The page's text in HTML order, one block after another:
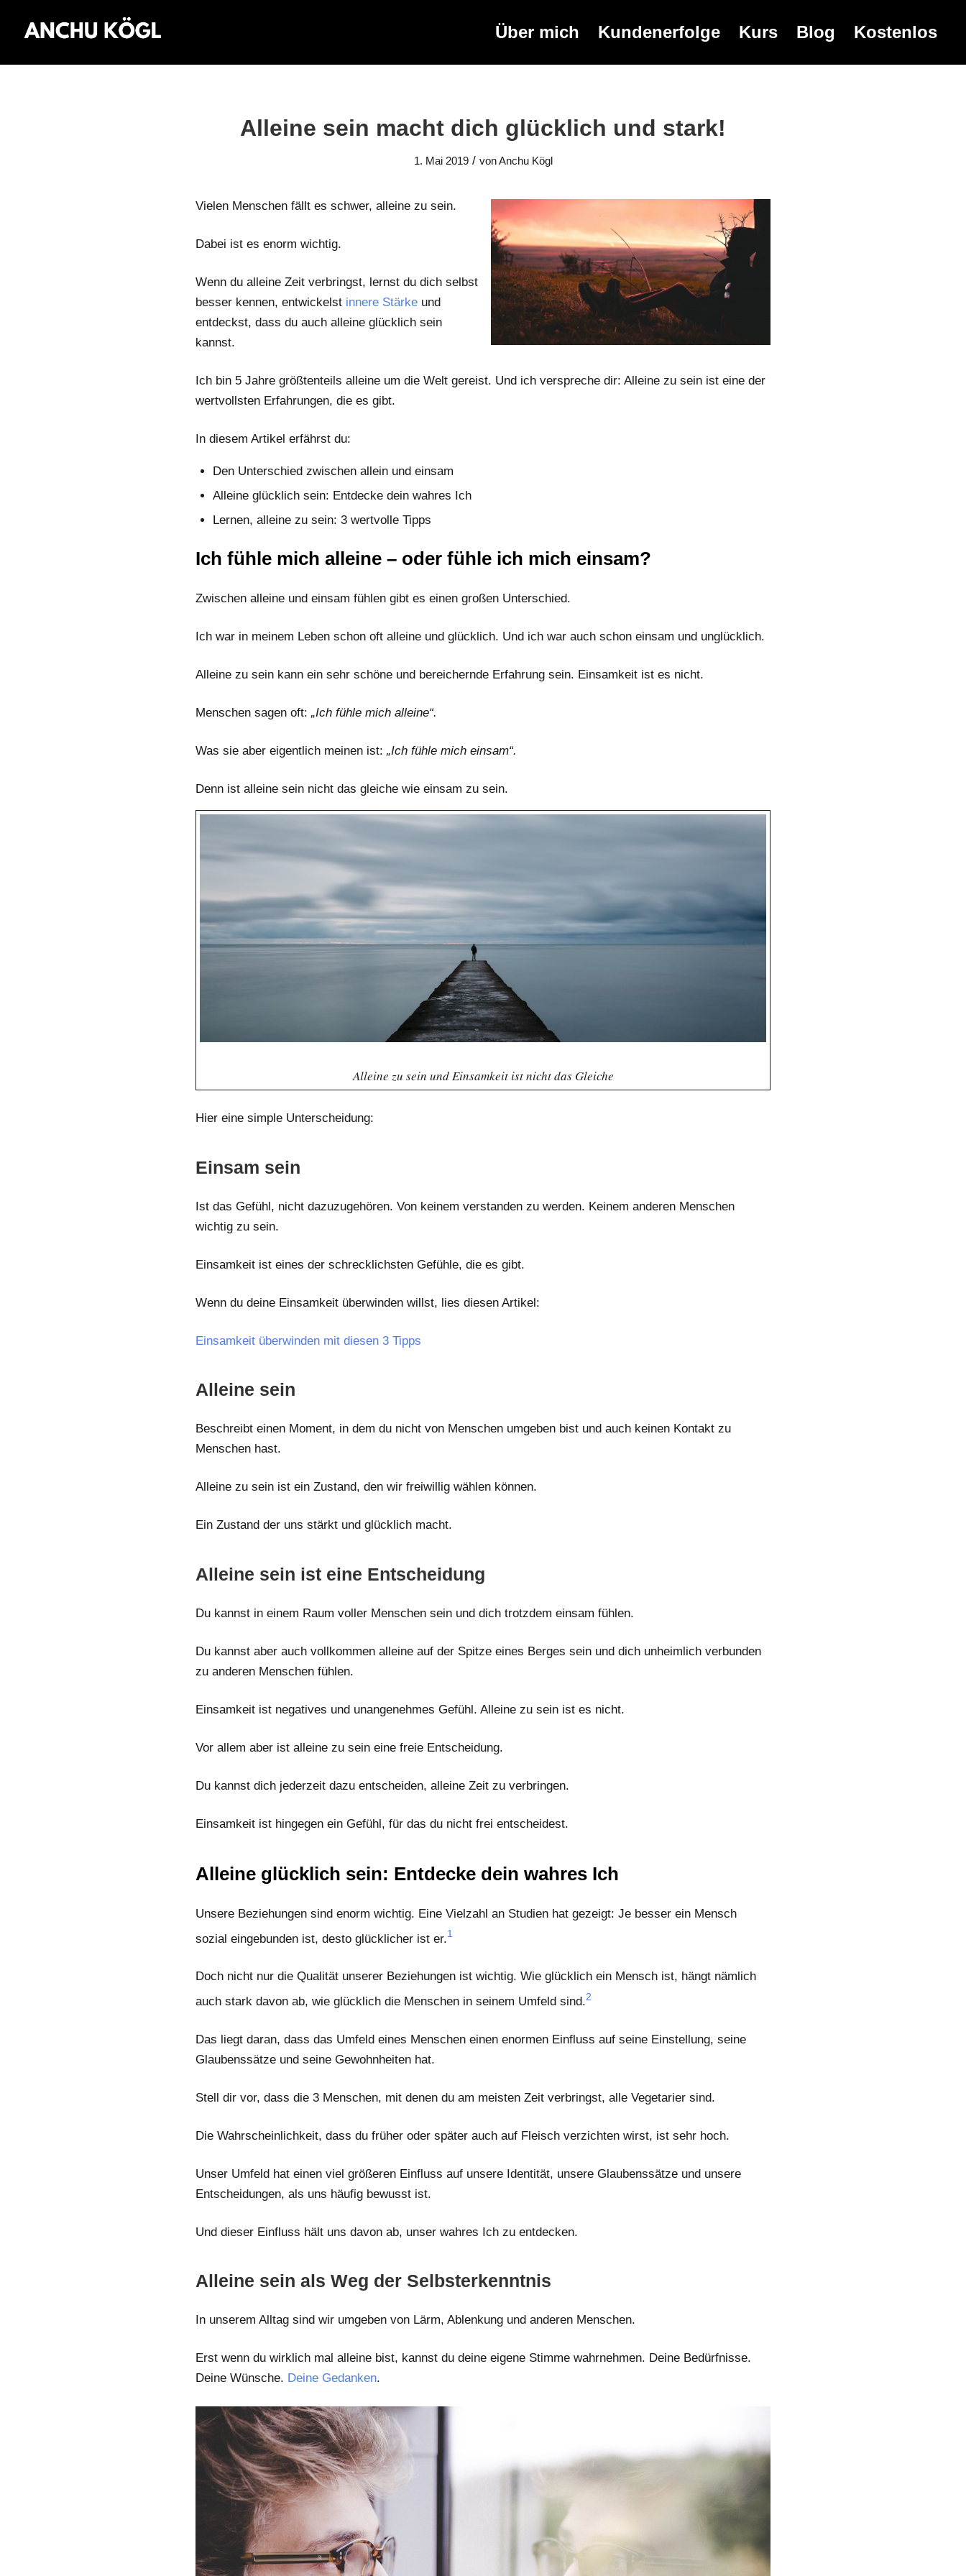
Über mich Kundenerfolge Kurs Blog Kostenlos
Alleine sein macht dich glücklich und stark!
1. Mai 2019 / vonAnchu Kögl
Vielen Menschen fällt es schwer, alleine zu sein.
Dabei ist es enorm wichtig.
Wenn du alleine Zeit verbringst, lernst du dich selbst
besser kennen, entwickelst innere Stärke und
entdeckst, dass du auch alleine glücklich sein
kannst.
Ich bin 5 Jahre größtenteils alleine um die Welt gereist. Und ich verspreche dir: Alleine zu sein ist eine der
wertvollsten Erfahrungen, die es gibt.
In diesem Artikel erfährst du:
Den Unterschied zwischen allein und einsam
Alleine glücklich sein: Entdecke dein wahres Ich
Lernen, alleine zu sein: 3 wertvolle Tipps
Ich fühle mich alleine – oder fühle ich mich einsam?
Zwischen alleine und einsam fühlen gibt es einen großen Unterschied.
Ich war in meinem Leben schon oft alleine und glücklich. Und ich war auch schon einsam und unglücklich.
Alleine zu sein kann ein sehr schöne und bereichernde Erfahrung sein. Einsamkeit ist es nicht.
Menschen sagen oft: „Ich fühle mich alleine“.
Was sie aber eigentlich meinen ist: „Ich fühle mich einsam“.
Denn ist alleine sein nicht das gleiche wie einsam zu sein.
Alleine zu sein und Einsamkeit ist nicht das Gleiche
Hier eine simple Unterscheidung:
Einsam sein
Ist das Gefühl, nicht dazuzugehören. Von keinem verstanden zu werden. Keinem anderen Menschen
wichtig zu sein.
Einsamkeit ist eines der schrecklichsten Gefühle, die es gibt.
Wenn du deine Einsamkeit überwinden willst, lies diesen Artikel:
Einsamkeit überwinden mit diesen 3 Tipps
Alleine sein
Beschreibt einen Moment, in dem du nicht von Menschen umgeben bist und auch keinen Kontakt zu
Menschen hast.
Alleine zu sein ist ein Zustand, den wir freiwillig wählen können.
Ein Zustand der uns stärkt und glücklich macht.
Alleine sein ist eine Entscheidung
Du kannst in einem Raum voller Menschen sein und dich trotzdem einsam fühlen.
Du kannst aber auch vollkommen alleine auf der Spitze eines Berges sein und dich unheimlich verbunden
zu anderen Menschen fühlen.
Einsamkeit ist negatives und unangenehmes Gefühl. Alleine zu sein ist es nicht.
Vor allem aber ist alleine zu sein eine freie Entscheidung.
Du kannst dich jederzeit dazu entscheiden, alleine Zeit zu verbringen.
Einsamkeit ist hingegen ein Gefühl, für das du nicht frei entscheidest.
Alleine glücklich sein: Entdecke dein wahres Ich
Unsere Beziehungen sind enorm wichtig. Eine Vielzahl an Studien hat gezeigt: Je besser ein Mensch
sozial eingebunden ist, desto glücklicher ist er.1
Doch nicht nur die Qualität unserer Beziehungen ist wichtig. Wie glücklich ein Mensch ist, hängt nämlich
auch stark davon ab, wie glücklich die Menschen in seinem Umfeld sind.2
Das liegt daran, dass das Umfeld eines Menschen einen enormen Einfluss auf seine Einstellung, seine
Glaubenssätze und seine Gewohnheiten hat.
Stell dir vor, dass die 3 Menschen, mit denen du am meisten Zeit verbringst, alle Vegetarier sind.
Die Wahrscheinlichkeit, dass du früher oder später auch auf Fleisch verzichten wirst, ist sehr hoch.
Unser Umfeld hat einen viel größeren Einfluss auf unsere Identität, unsere Glaubenssätze und unsere
Entscheidungen, als uns häufig bewusst ist.
Und dieser Einfluss hält uns davon ab, unser wahres Ich zu entdecken.
Alleine sein als Weg der Selbsterkenntnis
In unserem Alltag sind wir umgeben von Lärm, Ablenkung und anderen Menschen.
Erst wenn du wirklich mal alleine bist, kannst du deine eigene Stimme wahrnehmen. Deine Bedürfnisse.
Deine Wünsche. Deine Gedanken.